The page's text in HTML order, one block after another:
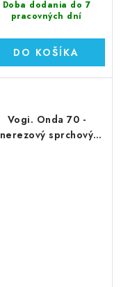
Doba dodania do 7
pracovných dní
DO KOŠÍKA
Vogi. Onda 70 -
nerezový sprchový